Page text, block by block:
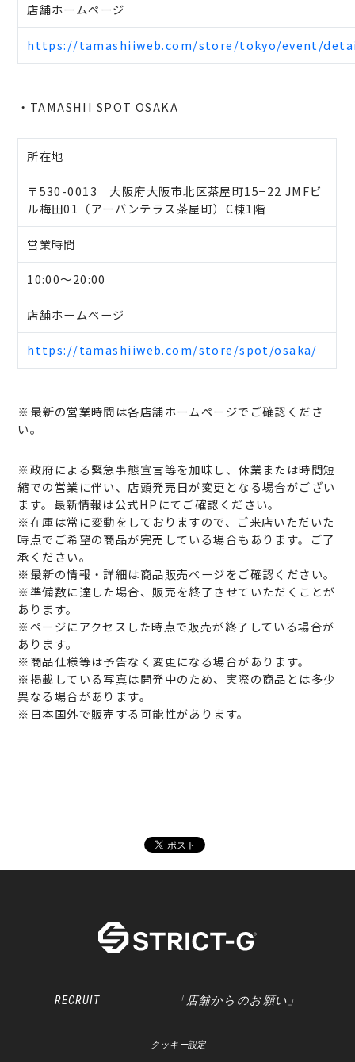
店舗ホームページ
https://tamashiiweb.com/store/tokyo/event/
・TAMASHII SPOT OSAKA
所在地
〒530-0013 大阪府大阪市北区茶屋町15−22 JMFビ
ル梅田01（アーバンテラス茶屋町）C棟1階
営業時間
10:00～20:00
店舗ホームページ
https://tamashiiweb.com/store/spot/osaka/
※最新の営業時間は各店舗ホームページでご確認くださ
い。
※政府による緊急事態宣言等を加味し、休業または時間短
縮での営業に伴い、店頭発売日が変更となる場合がござい
ます。最新情報は公式HPにてご確認ください。
※在庫は常に変動をしておりますので、ご来店いただいた
時点でご希望の商品が完売している場合もあります。ご了
承ください。
※最新の情報・詳細は商品販売ページをご確認ください。
※準備数に達した場合、販売を終了させていただくことが
あります。
※ページにアクセスした時点で販売が終了している場合が
あります。
※商品仕様等は予告なく変更になる場合があります。
※掲載している写真は開発中のため、実際の商品とは多少
異なる場合があります。
※日本国外で販売する可能性があります。
RECRUIT 「店舗からのお願い」
クッキー設定